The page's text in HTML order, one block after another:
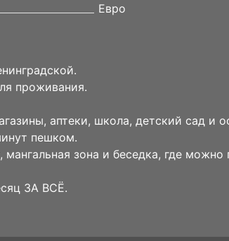
Евро
проживания.
аптеки, школа, детский сад и
пешком.
зона и беседка, где
ЗА ВСЁ.